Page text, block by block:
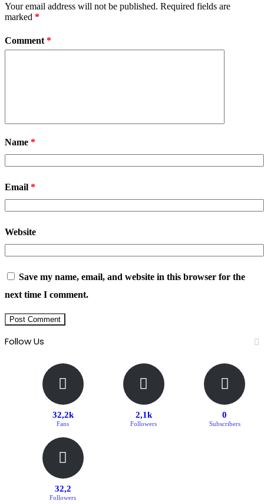
Your email address will not be published. Required fields are
marked *
Comment *
Name *
Email *
Website
Save my name, email, and website in this browser for the
next time I comment.
Follow Us
32,2k
Fans
2,1k
Followers
0
Subscribers
32,2
Followers